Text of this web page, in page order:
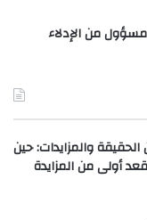
من الإدلاء
الحقيقة والمزايدات: حين
أولى من المزايدة